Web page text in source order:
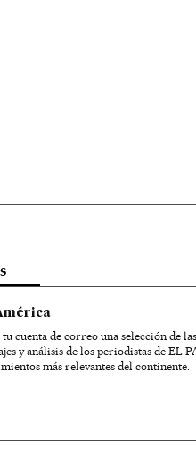
tu cuenta de correo una selección de las
y análisis de los periodistas de EL
más relevantes del continente.